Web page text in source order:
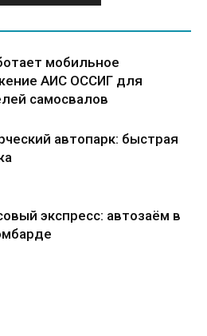
мобильное
АИС ОССИГ для
самосвалов
автопарк: быстрая
экспресс: автозаём в